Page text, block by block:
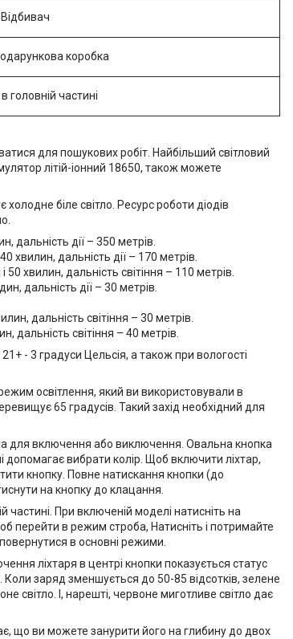
Відбивач
коробка
головній частині
для пошукових робіт. Найбільший світловий
літій-іонний 18650, також можете
біле світло. Ресурс роботи діодів
дальність дії – 350 метрів.
хвилин, дальність дії – 170 метрів.
хвилин, дальність світіння – 110 метрів.
дальність дії – 30 метрів.
дальність світіння – 30 метрів.
дальність світіння – 40 метрів.
- 3 градуси Цельсія, а також при вологості
освітлення, який ви використовували в
65 градусів. Такий захід необхідний для
для включення або виключення. Овальна кнопка
допомагає вибрати колір. Щоб включити ліхтар,
кнопку. Повне натискання кнопки (до
на кнопку до клацання.
При включеній моделі натисніть на
перейти в режим строба, Натисніть і потримайте
в основні режими.
ліхтаря в центрі кнопки показується статус
заряд зменшується до 50-85 відсотків, зелене
світло. І, нарешті, червоне миготливе світло дає
що ви можете занурити його на глибину до двох